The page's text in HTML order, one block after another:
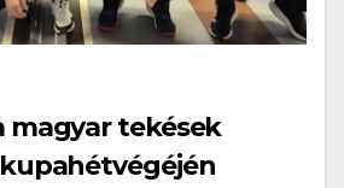
magyar tekések